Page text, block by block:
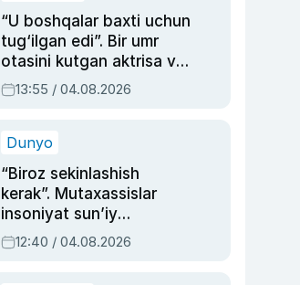
“U boshqalar baxti uchun
tug‘ilgan edi”. Bir umr
otasini kutgan aktrisa va
dublyaj ustasi Rimma
Ahmedovaning
13:55 / 04.08.2026
Dunyo
“Biroz sekinlashish
kerak”. Mutaxassislar
insoniyat sun’iy
intellektni boshqara
olmay qolishidan xavotir
12:40 / 04.08.2026